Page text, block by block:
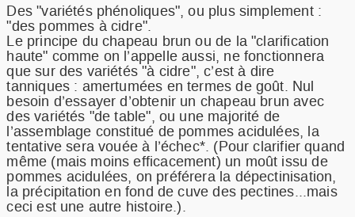
Des "variétés phénoliques", ou plus simplement :
"des pommes à cidre".
Le principe du chapeau brun ou de la "clarification
haute" comme on l’appelle aussi, ne fonctionnera
que sur des variétés "à cidre", c’est à dire
tanniques : amertumées en termes de goût. Nul
besoin d’essayer d’obtenir un chapeau brun avec
des variétés "de table", ou une majorité de
l’assemblage constitué de pommes acidulées, la
tentative sera vouée à l’échec*. (Pour clarifier quand
même (mais moins efficacement) un moût issu de
pommes acidulées, on préférera la dépectinisation,
la précipitation en fond de cuve des pectines...mais
ceci est une autre histoire.).